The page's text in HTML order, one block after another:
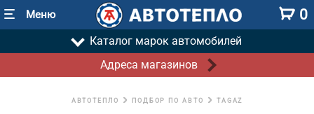
Меню 0
Каталог марок автомобилей
Адреса магазинов
АВТОТЕПЛО ПОДБОР ПО АВТО TAGAZ